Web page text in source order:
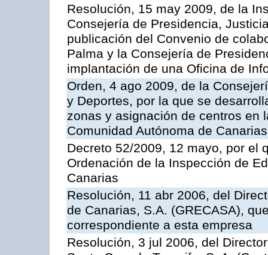
Resolución, 15 may 2009, de la
Consejería de Presidencia,
publicación del Convenio de
Palma y la Consejería de
implantación de una Oficina de
Orden, 4 ago 2009, de la
y Deportes, por la que se
zonas y asignación de centros en
Comunidad Autónoma de Canarias
Decreto 52/2009, 12 mayo, por el
Ordenación de la Inspección de
Canarias
Resolución, 11 abr 2006, del
de Canarias, S.A. (GRECASA),
correspondiente a esta empresa
Resolución, 3 jul 2006, del